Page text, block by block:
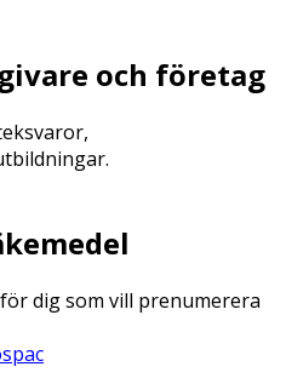
och företag
dig som vill prenumerera